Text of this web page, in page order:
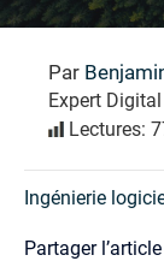
Par
Expert Digital
Lectures:
Ingénierie
Partager l’article